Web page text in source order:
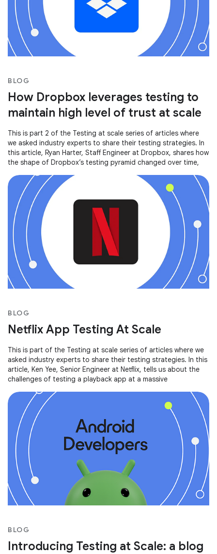
BLOG
How Dropbox leverages testing to
maintain high level of trust at scale
This is part 2 of the Testing at scale series of articles where
we asked industry experts to share their testing strategies. In
this article, Ryan Harter, Staff Engineer at Dropbox, shares how
the shape of Dropbox’s testing pyramid changed over time,
BLOG
Netflix App Testing At Scale
This is part of the Testing at scale series of articles where we
asked industry experts to share their testing strategies. In this
article, Ken Yee, Senior Engineer at Netflix, tells us about the
challenges of testing a playback app at a massive
BLOG
Introducing Testing at Scale: a blog